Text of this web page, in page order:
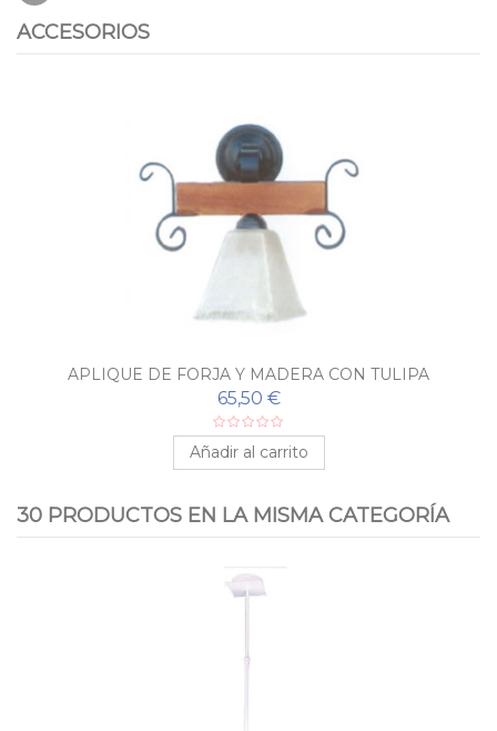
ACCESORIOS
APLIQUE DE FORJA Y MADERA CON TULIPA
65,50 €
Añadir al carrito
30 PRODUCTOS EN LA MISMA CATEGORÍA